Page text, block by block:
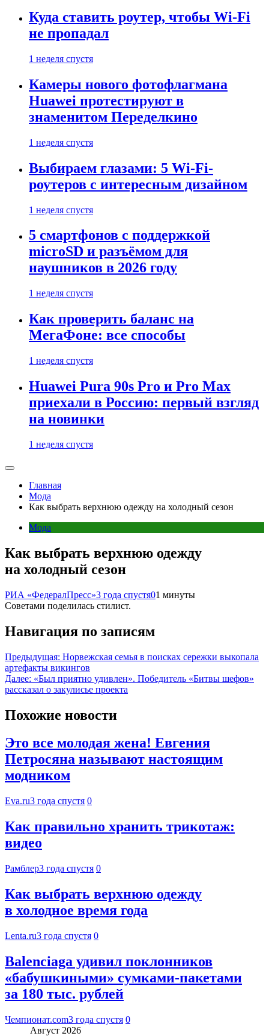
Куда ставить роутер, чтобы Wi-Fi
не пропадал
1 неделя спустя
Камеры нового фотофлагмана
Huawei протестируют в
знаменитом Переделкино
1 неделя спустя
Выбираем глазами: 5 Wi-Fi-
роутеров с интересным дизайном
1 неделя спустя
5 смартфонов с поддержкой
microSD и разъёмом для
наушников в 2026 году
1 неделя спустя
Как проверить баланс на
МегаФоне: все способы
1 неделя спустя
Huawei Pura 90s Pro и Pro Max
приехали в Россию: первый взгляд
на новинки
1 неделя спустя
Главная
Мода
Как выбрать верхнюю одежду на холодный сезон
Мода
Как выбрать верхнюю одежду
на холодный сезон
РИА «ФедералПресс»3 года спустя01 минуты
Советами поделилась стилист.
Навигация по записям
Предыдущая: Норвежская семья в поисках сережки выкопала
артефакты викингов
Далее: «Был приятно удивлен». Победитель «Битвы шефов»
рассказал о закулисье проекта
Похожие новости
Это все молодая жена! Евгения
Петросяна называют настоящим
модником
Eva.ru3 года спустя 0
Как правильно хранить трикотаж:
видео
Рамблер3 года спустя 0
Как выбрать верхнюю одежду
в холодное время года
Lenta.ru3 года спустя 0
Balenciaga удивил поклонников
«бабушкиными» сумками-пакетами
за 180 тыс. рублей
Чемпионат.com3 года спустя 0
Август 2026